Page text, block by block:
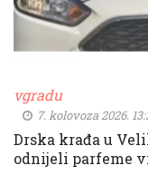
vgradu
7. kolovoza 2026.
Drska krađa u
odnijeli parfeme